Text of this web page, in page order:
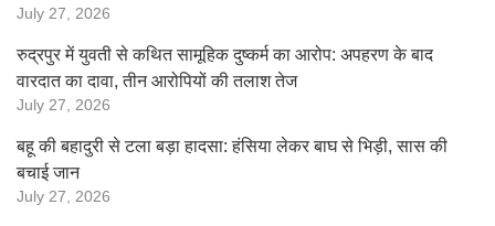
July 27, 2026
रुद्रपुर में युवती से कथित सामूहिक दुष्कर्म का आरोप: अपहरण के बाद
वारदात का दावा, तीन आरोपियों की तलाश तेज
July 27, 2026
बहू की बहादुरी से टला बड़ा हादसा: हंसिया लेकर बाघ से भिड़ी, सास की
बचाई जान
July 27, 2026